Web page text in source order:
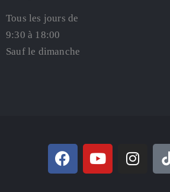
Tous les jours de
9:30 à 18:00
Sauf le dimanche